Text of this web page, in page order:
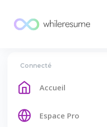
Connecté
Accueil
Espace Pro